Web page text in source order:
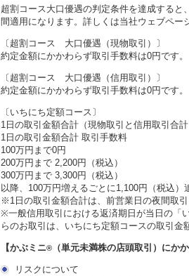
超割コース大口優遇の判定条件を達成する
間適用になります。詳しくは当社ウェブペー
〔超割コース 大口優遇（現物取引）〕
約定金額にかかわらず取引手数料は0円です。
〔超割コース 大口優遇（信用取引）〕
約定金額にかかわらず取引手数料は0円です。
〔いちにち定額コース〕
1日の取引金額合計（現物取引と信用取引合
1日の取引金額合計 取引手数料
100万円まで0円
200万円まで 2,200円（税込）
300万円まで 3,300円（税込）
以降、100万円増えるごとに1,100円（税込）
※1日の取引金額合計は、前営業日の夜間取
※一般信用取引における返済期日が当日の「
らのお取引は、いちにち定額コースの取引金
【かぶミニ® （単元未満株の店頭取引）にか
リスクについて